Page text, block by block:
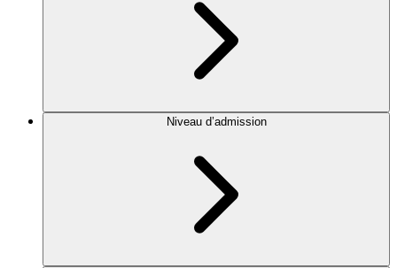
Niveau d’admission